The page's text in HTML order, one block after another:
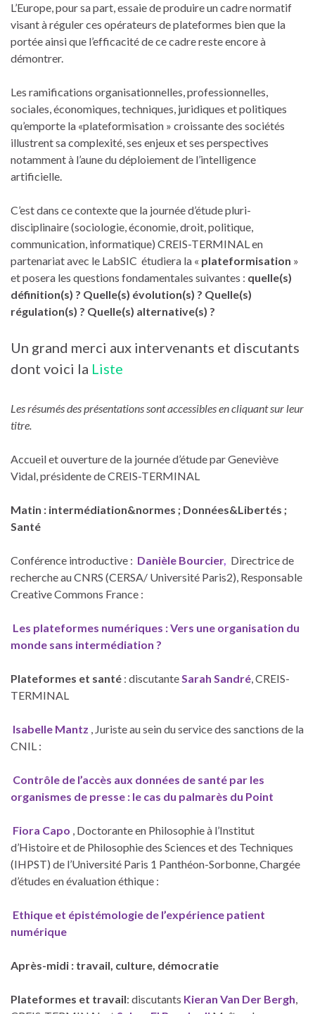
L’Europe, pour sa part, essaie de produire un cadre normatif
visant à réguler ces opérateurs de plateformes bien que la
portée ainsi que l’efficacité de ce cadre reste encore à
démontrer.
Les ramifications organisationnelles, professionnelles,
sociales, économiques, techniques, juridiques et politiques
qu’emporte la «plateformisation » croissante des sociétés
illustrent sa complexité, ses enjeux et ses perspectives
notamment à l’aune du déploiement de l’intelligence
artificielle.
C’est dans ce contexte que la journée d’étude pluri-
disciplinaire (sociologie, économie, droit, politique,
communication, informatique) CREIS-TERMINAL en
partenariat avec le LabSIC étudiera la « plateformisation »
et posera les questions fondamentales suivantes : quelle(s)
définition(s) ? Quelle(s) évolution(s) ? Quelle(s)
régulation(s) ? Quelle(s) alternative(s) ?
Un grand merci aux intervenants et discutants
dont voici la Liste
Les résumés des présentations sont accessibles en cliquant sur leur
titre.
Accueil et ouverture de la journée d’étude par Geneviève
Vidal, présidente de CREIS-TERMINAL
Matin : intermédiation&normes ; Données&Libertés ;
Santé
Conférence introductive : Danièle Bourcier, Directrice de
recherche au CNRS (CERSA/ Université Paris2), Responsable
Creative Commons France :
Les plateformes numériques : Vers une organisation du
monde sans intermédiation ?
Plateformes et santé : discutanteSarah Sandré, CREIS-
TERMINAL
Isabelle Mantz , Juriste au sein du service des sanctions de la
CNIL :
Contrôle de l’accès aux données de santé par les
organismes de presse : le cas du palmarès du Point
Fiora Capo , Doctorante en Philosophie à l’Institut
d’Histoire et de Philosophie des Sciences et des Techniques
(IHPST) de l’Université Paris 1 Panthéon-Sorbonne, Chargée
d’études en évaluation éthique :
Ethique et épistémologie de l’expérience patient
numérique
Après-midi : travail, culture, démocratie
Plateformes et travail: discutants Kieran Van Der Bergh,